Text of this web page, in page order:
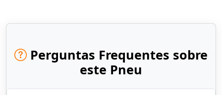
Perguntas Frequentes sobre
este Pneu